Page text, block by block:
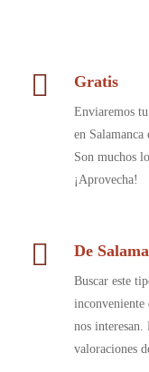
Gratis
Enviaremos
en
Son muchos
¡Aprovecha!
De
Buscar este
inconveniente
nos interesan.
valoraciones